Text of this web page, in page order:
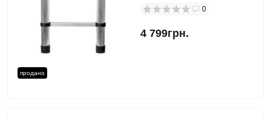
продано
0
4 799грн.